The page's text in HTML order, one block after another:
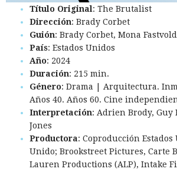
Título Original: The Brutalist
Dirección: Brady Corbet
Guión: Brady Corbet, Mona Fastvold
País: Estados Unidos
Año: 2024
Duración: 215 min.
Género: Drama | Arquitectura.
Años 40. Años 60. Cine
Interpretación: Adrien Brody, Guy
Jones
Productora: Coproducción Estados
Unido; Brookstreet Pictures, Carte
Lauren Productions (ALP), Intake